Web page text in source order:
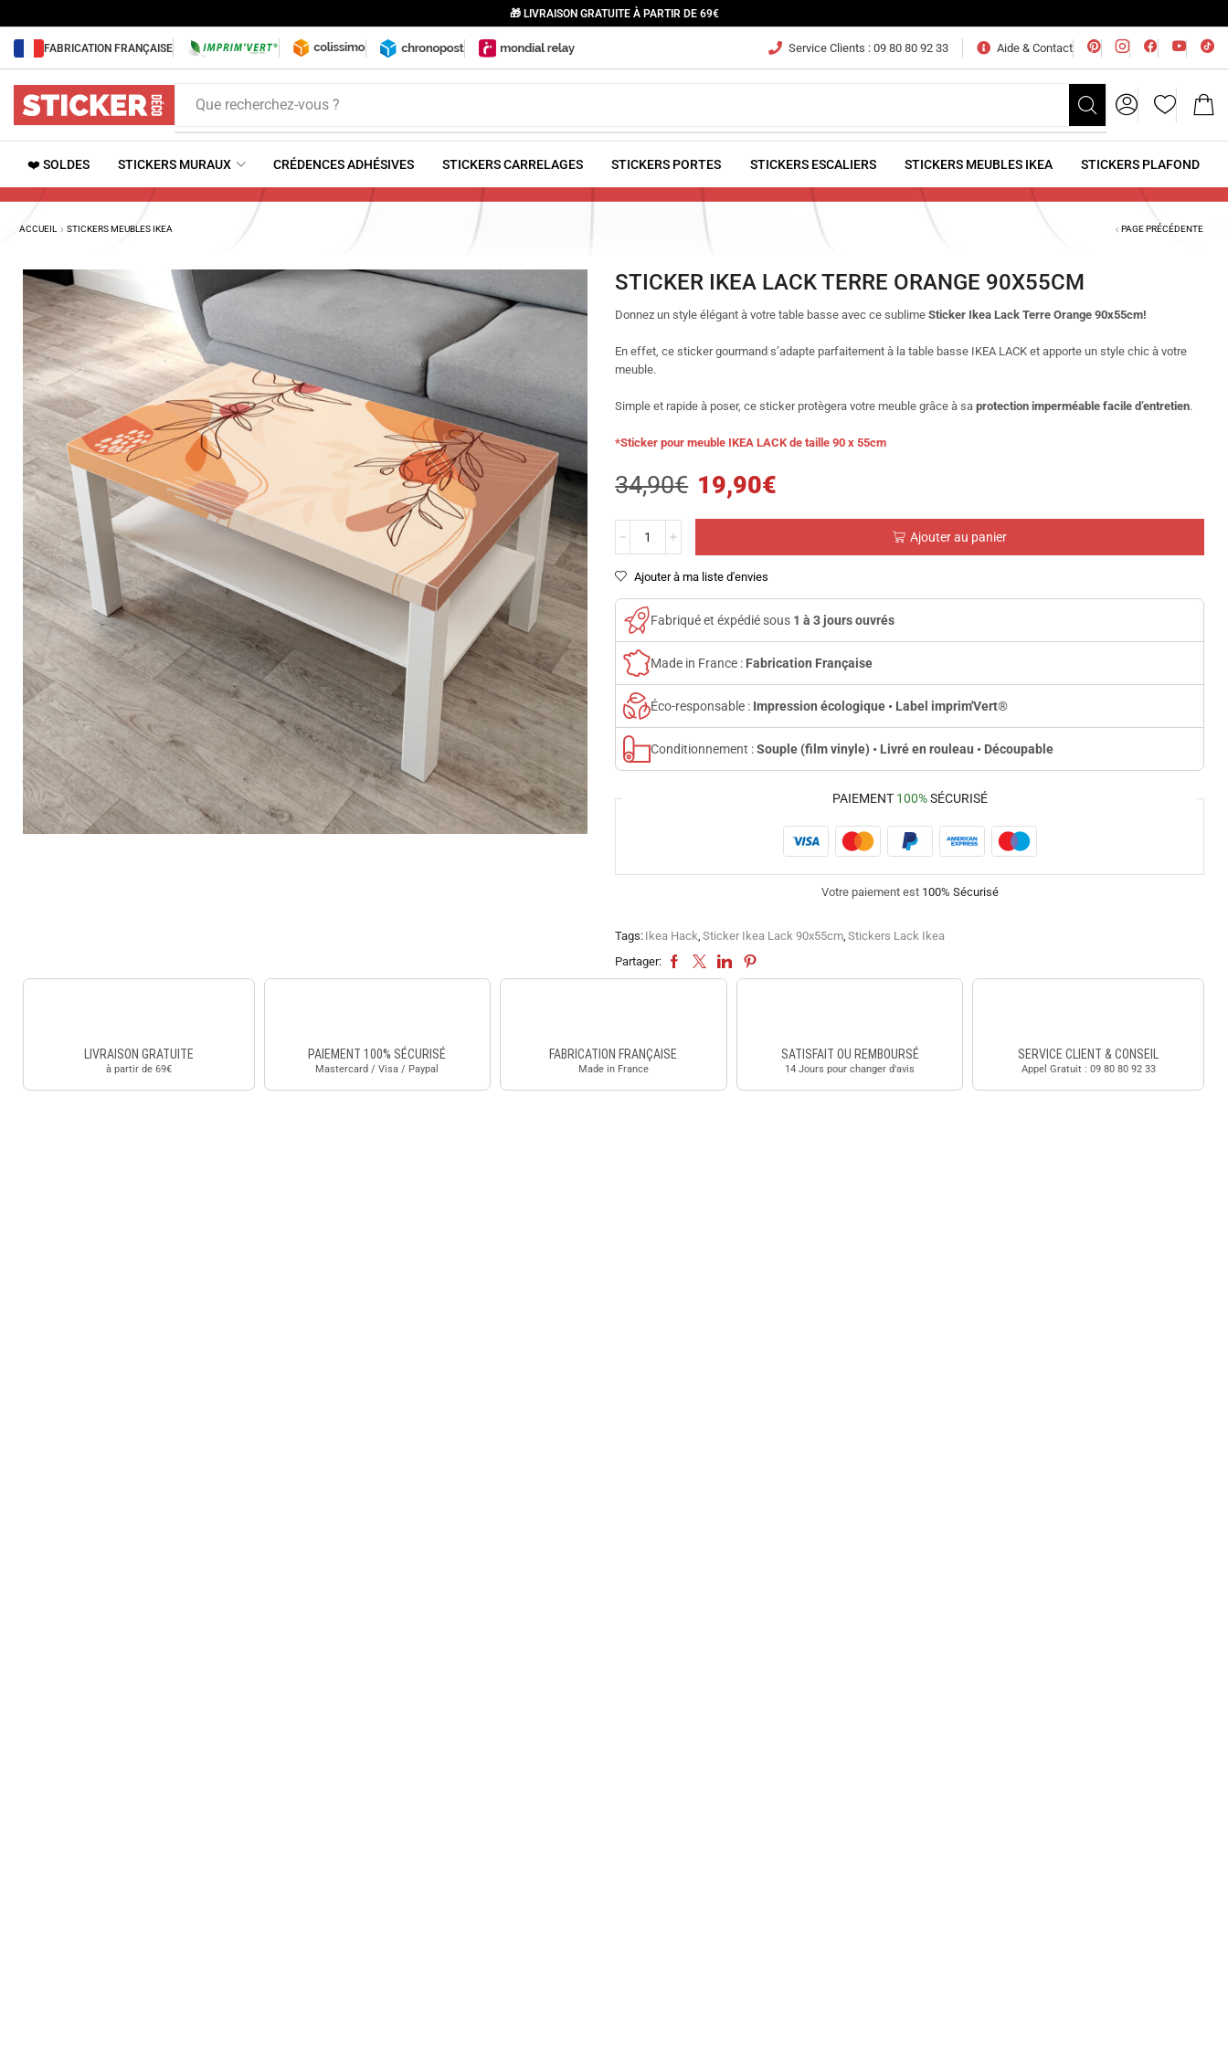
🎁 LIVRAISON GRATUITE À PARTIR DE 69€
FABRICATION FRANÇAISE Service Clients : 09 80 80 92 33 Aide & Contact
Que recherchez-vous ?
❤️ SOLDES STICKERS MURAUX CRÉDENCES ADHÉSIVES STICKERS CARRELAGES STICKERS PORTES STICKERS ESCALIERS STICKERS MEUBLES IKEA STICKERS PLAFOND
ACCUEIL STICKERS MEUBLES IKEA PAGE PRÉCÉDENTE
STICKER IKEA LACK TERRE ORANGE 90X55CM
Donnez un style élégant à votre table basse avec ce sublimeSticker Ikea Lack Terre Orange 90x55cm!
En effet, ce sticker gourmand s’adapte parfaitement à la table basse IKEA LACK et apporte un style chic à votre
meuble.
Simple et rapide à poser, ce sticker protègera votre meuble grâce à saprotection imperméable facile d’entretien.
*Sticker pour meuble IKEA LACK de taille 90 x 55cm
34,90€ 19,90€
Ajouter au panier
Ajouter à ma liste d'envies
Fabriqué et éxpédié sous 1 à 3 jours ouvrés
Made in France : Fabrication Française
Éco-responsable : Impression écologique • Label imprim'Vert®
Conditionnement :Souple (film vinyle) • Livré en rouleau • Découpable
PAIEMENT 100%SÉCURISÉ
Votre paiement est 100% Sécurisé
Tags: Ikea Hack, Sticker Ikea Lack 90x55cm, Stickers Lack Ikea
Partager:
LIVRAISON GRATUITE
à partir de 69€
PAIEMENT 100% SÉCURISÉ
Mastercard / Visa / Paypal
FABRICATION FRANÇAISE
Made in France
SATISFAIT OU REMBOURSÉ
14 Jours pour changer d'avis
SERVICE CLIENT & CONSEIL
Appel Gratuit : 09 80 80 92 33